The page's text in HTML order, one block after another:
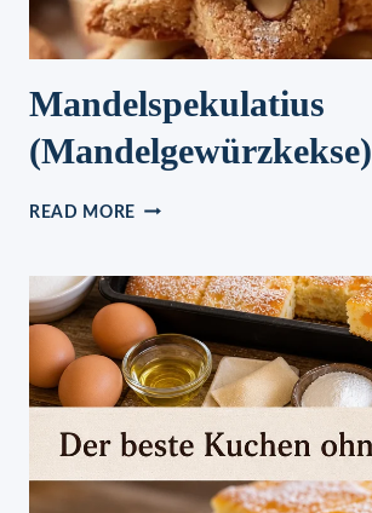
Mandelspekulatius
(Mandelgewürzkekse)
READ MORE MANDELSPEKULATIUS